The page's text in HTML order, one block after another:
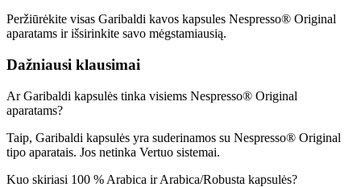
Peržiūrėkite visas Garibaldi kavos kapsules Nespresso® Original
aparatams ir išsirinkite savo mėgstamiausią.
Dažniausi klausimai
Ar Garibaldi kapsulės tinka visiems Nespresso® Original
aparatams?
Taip, Garibaldi kapsulės yra suderinamos su Nespresso® Original
tipo aparatais. Jos netinka Vertuo sistemai.
Kuo skiriasi 100 % Arabica ir Arabica/Robusta kapsulės?